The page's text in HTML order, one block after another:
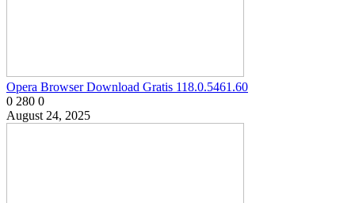
Opera Browser Download Gratis 118.0.5461.60
0 280 0
August 24, 2025